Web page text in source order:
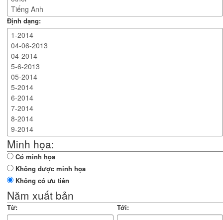
Định dạng:
Minh họa:
Có minh họa
Không được minh họa
Không có ưu tiên
Năm xuất bản
Từ: Tới: